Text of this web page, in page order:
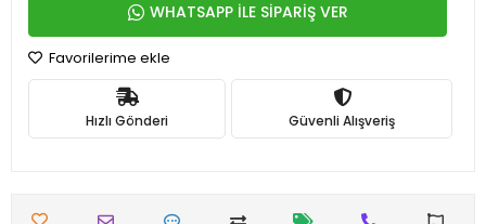
WHATSAPP İLE SİPARİŞ VER
Favorilerime ekle
Hızlı Gönderi Güvenli Alışveriş